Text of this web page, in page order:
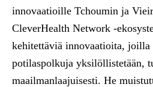
innovaatioille Tchoumin ja
CleverHealth Network -
kehitettäviä innovaatioita, joilla
potilaspolkuja yksilöllistetään,
maailmanlaajuisesti. He